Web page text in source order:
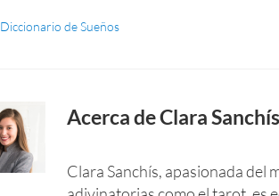
Diccionario de Sueños
Acerca deClara Sanchís
Clara Sanchís, apasionada del